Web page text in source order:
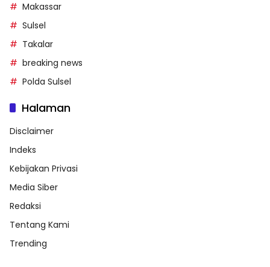
Makassar
Sulsel
Takalar
breaking news
Polda Sulsel
Halaman
Disclaimer
Indeks
Kebijakan Privasi
Media Siber
Redaksi
Tentang Kami
Trending